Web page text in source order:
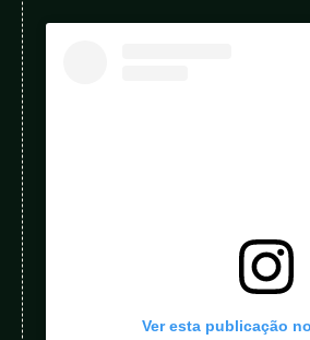
Ver esta publicação